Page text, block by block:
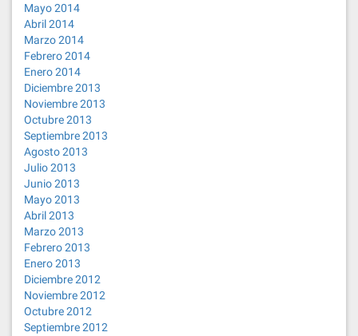
Mayo 2014
Abril 2014
Marzo 2014
Febrero 2014
Enero 2014
Diciembre 2013
Noviembre 2013
Octubre 2013
Septiembre 2013
Agosto 2013
Julio 2013
Junio 2013
Mayo 2013
Abril 2013
Marzo 2013
Febrero 2013
Enero 2013
Diciembre 2012
Noviembre 2012
Octubre 2012
Septiembre 2012